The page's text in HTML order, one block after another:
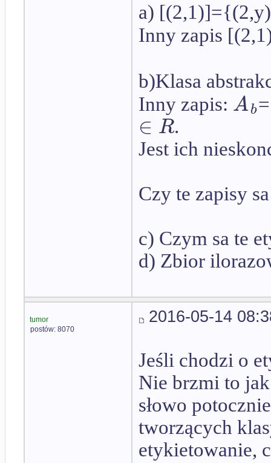
a) [(2,1)]={(2,y)
Inny zapis
b)Klasa
Inny zapis: Ab
∈ R.
Jest ich
Czy te zapisy
c) Czym sa te
d) Zbior
tumor
postów: 8070
2016-05-14
Jeśli chodzi o
Nie brzmi to
słowo
tworzących
etykietowanie,